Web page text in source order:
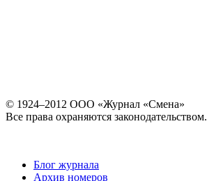
© 1924–2012 ООО «Журнал «Смена»
Все права охраняются законодательством.
Блог журнала
Архив номеров